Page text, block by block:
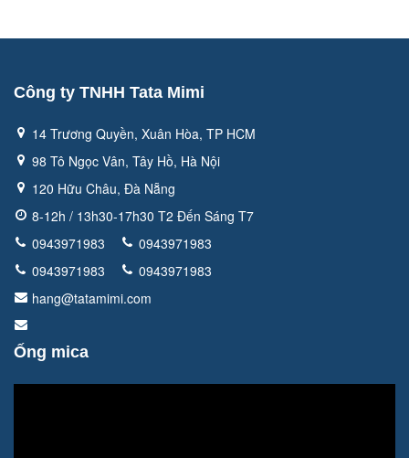
Công ty TNHH Tata Mimi
14 Trương Quyền, Xuân Hòa, TP HCM
98 Tô Ngọc Vân, Tây Hồ, Hà Nội
120 Hữu Châu, Đà Nẵng
8-12h / 13h30-17h30 T2 Đến Sáng T7
0943971983
0943971983
0943971983
0943971983
hang@tatamimi.com
Ống mica